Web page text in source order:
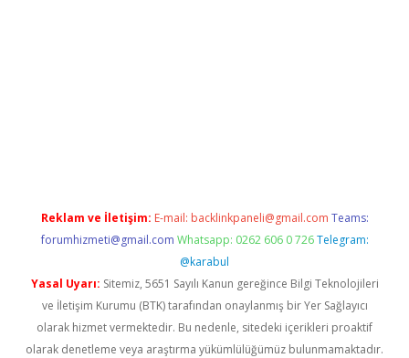
Reklam ve İletişim: E-mail: backlinkpaneli@gmail.com Teams:
forumhizmeti@gmail.com Whatsapp: 0262 606 0 726 Telegram:
@karabul
Yasal Uyarı: Sitemiz, 5651 Sayılı Kanun gereğince Bilgi Teknolojileri
ve İletişim Kurumu (BTK) tarafından onaylanmış bir Yer Sağlayıcı
olarak hizmet vermektedir. Bu nedenle, sitedeki içerikleri proaktif
olarak denetleme veya araştırma yükümlülüğümüz bulunmamaktadır.